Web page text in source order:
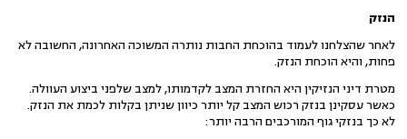
הנזק
לאחר שהצלחנו לעמוד בהוכחת החבות נותרה המשוכה האחרונה, החשובה לא
פחות, והיא הוכחת הנזק.
מטרת דיני הנזיקין היא החזרת המצב לקדמותו, למצב שלפני ביצוע העוולה.
כאשר עסקינן בנזק רכוש המצב קל יותר כיוון שניתן בקלות לכמת את הנזק.
לא כך בנזקי גוף המורכבים הרבה יותר: